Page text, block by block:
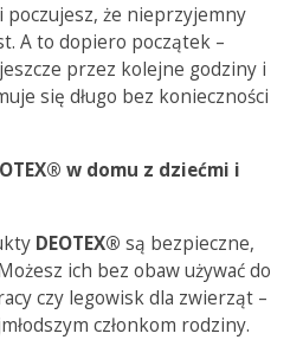
poczujesz, że nieprzyjemny
A to dopiero początek –
przez kolejne godziny i
się długo bez konieczności
w domu z dziećmi i
DEOTEX® są bezpieczne,
ich bez obaw używać do
czy legowisk dla zwierząt –
członkom rodziny.